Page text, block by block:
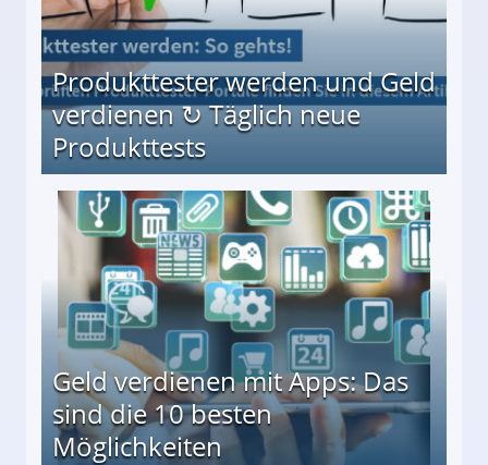
Produkttester werden und Geld
verdienen ↻ Täglich neue
Produkttests
↻ Täglich neue Produkttests
Geld verdienen mit Apps: Das
sind die 10 besten
Möglichkeiten